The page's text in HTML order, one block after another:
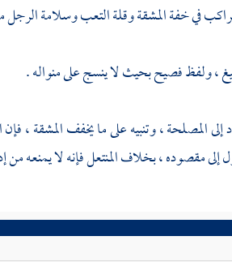
في خفة المشقة وقلة التعب وسلامة
، ولفظ فصيح بحيث لا ينسج على منواله .
المصلحة ، وتنبيه على ما يخفف المشقة ،
مقصوده ، بخلاف المنتعل فإنه لا يمنعه